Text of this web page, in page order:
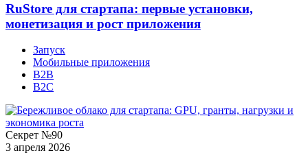
RuStore для стартапа: первые установки,
монетизация и рост приложения
Запуск
Мобильные приложения
B2B
B2C
Секрет №90
3 апреля 2026